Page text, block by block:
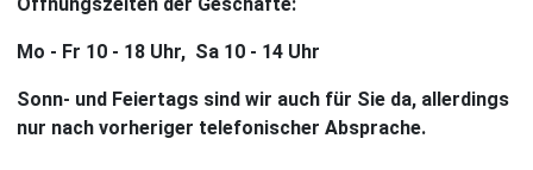
Mo - Fr 10 - 18 Uhr, Sa 10 - 14 Uhr
Sonn- und Feiertags sind wir auch für Sie da, allerdings
nur nach vorheriger telefonischer Absprache.